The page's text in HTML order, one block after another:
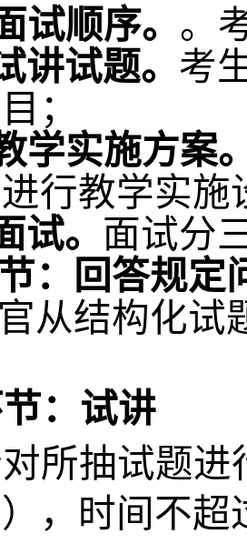
试顺序。 。
讲试题。 考
；
学实施方案
行教学实施
试。 面试分
：回答规定
从结构化试
：试讲
所抽试题进
，时间不超